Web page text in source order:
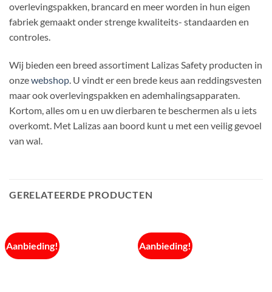
overlevingspakken, brancard en meer worden in hun eigen
fabriek gemaakt onder strenge kwaliteits- standaarden en
controles.
Wij bieden een breed assortiment Lalizas Safety producten in
onzewebshop. U vindt er een brede keus aan reddingsvesten
maar ook overlevingspakken en ademhalingsapparaten.
Kortom, alles om u en uw dierbaren te beschermen als u iets
overkomt. Met Lalizas aan boord kunt u met een veilig gevoel
van wal.
GERELATEERDE PRODUCTEN
Aanbieding! Aanbieding!